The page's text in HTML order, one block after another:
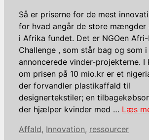
Så er priserne for de mest
for hvad angår de store mængder
i Afrika fundet. Det er NGOen
Challenge , som står bag og som
annoncerede vinder-projekterne. I
om prisen på 10 mio.kr er et
der forvandler plastikaffald til
designertekstiler; en
der hjælper kvinder med … Læs
Kategorier
Affald, Innovation, ressourcer